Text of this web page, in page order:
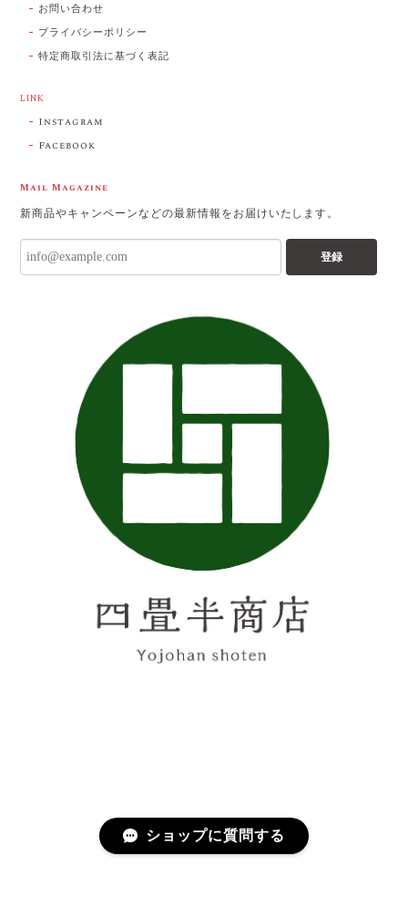
お問い合わせ
プライバシーポリシー
特定商取引法に基づく表記
LINK
Instagram
Facebook
Mail Magazine
新商品やキャンペーンなどの最新情報をお届けいたします。
登録
ショップに質問する